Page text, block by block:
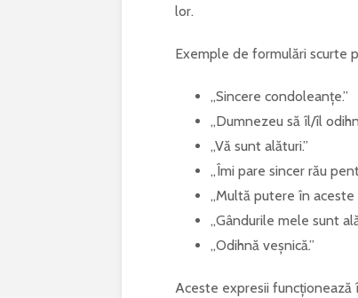
lor.
Exemple de formulări scurte
„Sincere condoleanțe.”
„Dumnezeu să îl/îl
„Vă sunt alături.”
„Îmi pare sincer rău
„Multă putere în aceste
„Gândurile mele sunt
„Odihnă veșnică.”
Aceste expresii funcționează